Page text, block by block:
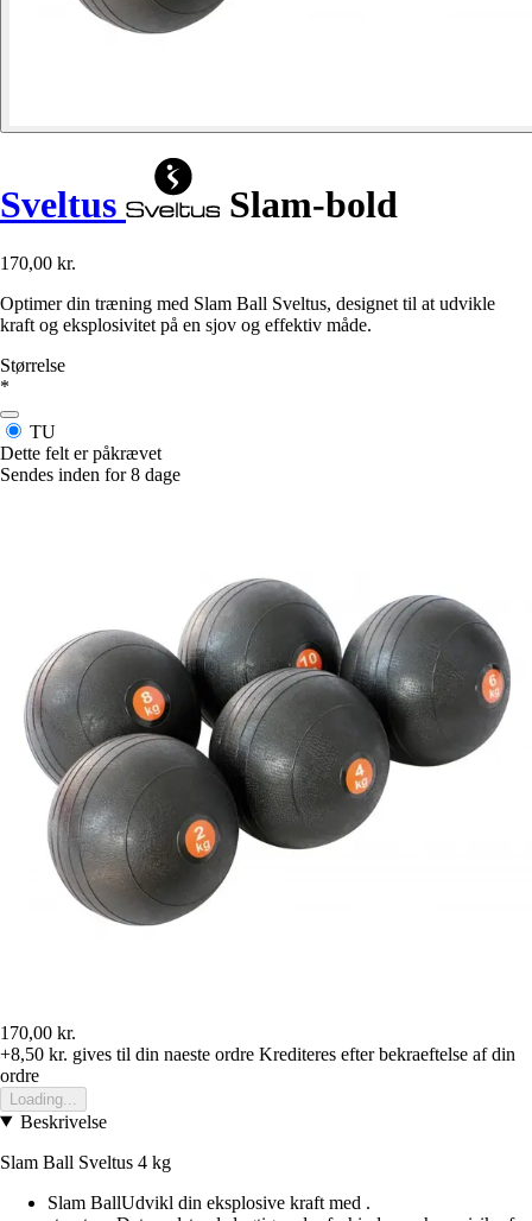
Sveltus Slam-bold
170,00 kr.
Optimer din træning med Slam Ball Sveltus, designet til at udvikle
kraft og eksplosivitet på en sjov og effektiv måde.
Størrelse
*
TU
Dette felt er påkrævet
Sendes inden for 8 dage
170,00 kr.
+8,50 kr. gives til din naeste ordre Krediteres efter bekraeftelse af din
ordre
Loading...
Beskrivelse
Slam Ball Sveltus 4 kg
Slam BallUdvikl din eksplosive kraft med .